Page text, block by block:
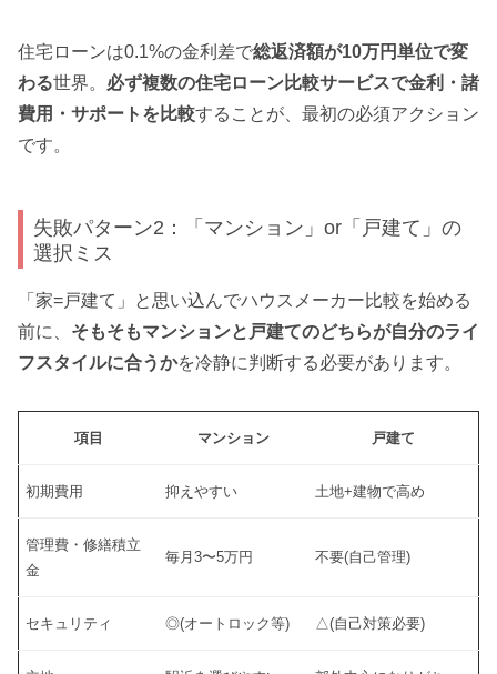
住宅ローンは0.1%の金利差で総返済額が10万円単位で変
わる世界。 必ず複数の住宅ローン比較サービスで金利・諸
費用・サポートを比較することが、最初の必須アクション
です。
失敗パターン2：「マンション」or「戸建て」の
選択ミス
「家=戸建て」と思い込んでハウスメーカー比較を始める
前に、 そもそもマンションと戸建てのどちらが自分のライ
フスタイルに合うかを冷静に判断する必要があります。
項目 マンション 戸建て
初期費用 抑えやすい 土地+建物で高め
管理費・修繕積立
金
毎月3〜5万円 不要(自己管理)
セキュリティ ◎(オートロック等) △(自己対策必要)